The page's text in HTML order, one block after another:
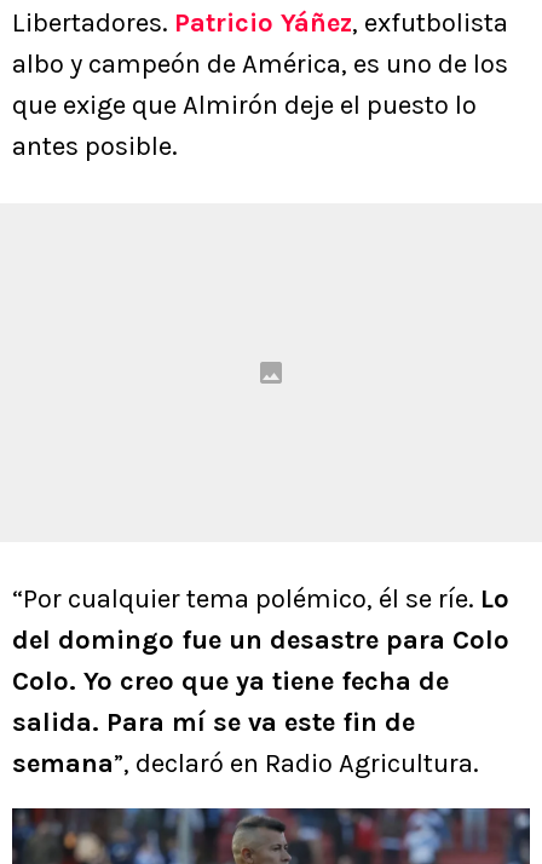
Libertadores. Patricio Yáñez, exfutbolista
albo y campeón de América, es uno de los
que exige que Almirón deje el puesto lo
antes posible.
“Por cualquier tema polémico, él se ríe. Lo
del domingo fue un desastre para Colo
Colo. Yo creo que ya tiene fecha de
salida. Para mí se va este fin de
semana”, declaró en Radio Agricultura.